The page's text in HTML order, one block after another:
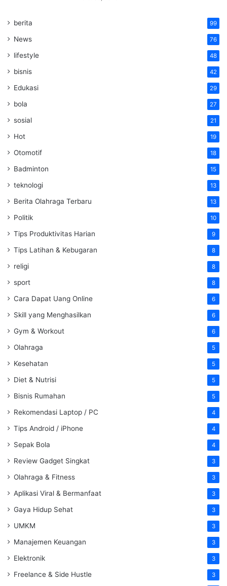
berita 99
News 76
lifestyle 48
bisnis 42
Edukasi 29
bola 27
sosial 21
Hot 19
Otomotif 18
Badminton 15
teknologi 13
Berita Olahraga Terbaru 13
Politik 10
Tips Produktivitas Harian 9
Tips Latihan & Kebugaran 8
religi 8
sport 8
Cara Dapat Uang Online 6
Skill yang Menghasilkan 6
Gym & Workout 6
Olahraga 5
Kesehatan 5
Diet & Nutrisi 5
Bisnis Rumahan 5
Rekomendasi Laptop / PC 4
Tips Android / iPhone 4
Sepak Bola 4
Review Gadget Singkat 3
Olahraga & Fitness 3
Aplikasi Viral & Bermanfaat 3
Gaya Hidup Sehat 3
UMKM 3
Manajemen Keuangan 3
Elektronik 3
Freelance & Side Hustle 3